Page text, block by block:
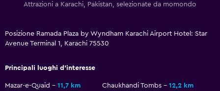
Asciugacapelli
Attrazioni a Karachi, Pakistan, selezionate da momondo
Posizione Ramada Plaza by Wyndham Karachi Airport Hotel: Star
Avenue Terminal 1, Karachi 75530
Principali luoghi d'interesse
Mazar-e-Quaid 11,7 km Chaukhandi Tombs 12,2 km